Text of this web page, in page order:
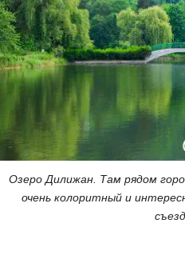
Озеро Дилижан. Там рядом
очень колоритный и